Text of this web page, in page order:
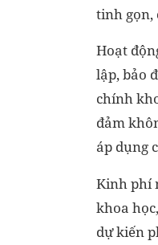
tinh gọn,
Hoạt
lập, bảo
chính
đảm
áp dụng
Kinh phí
khoa
dự kiến